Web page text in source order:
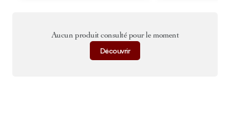
Aucun produit consulté pour le moment
Découvrir